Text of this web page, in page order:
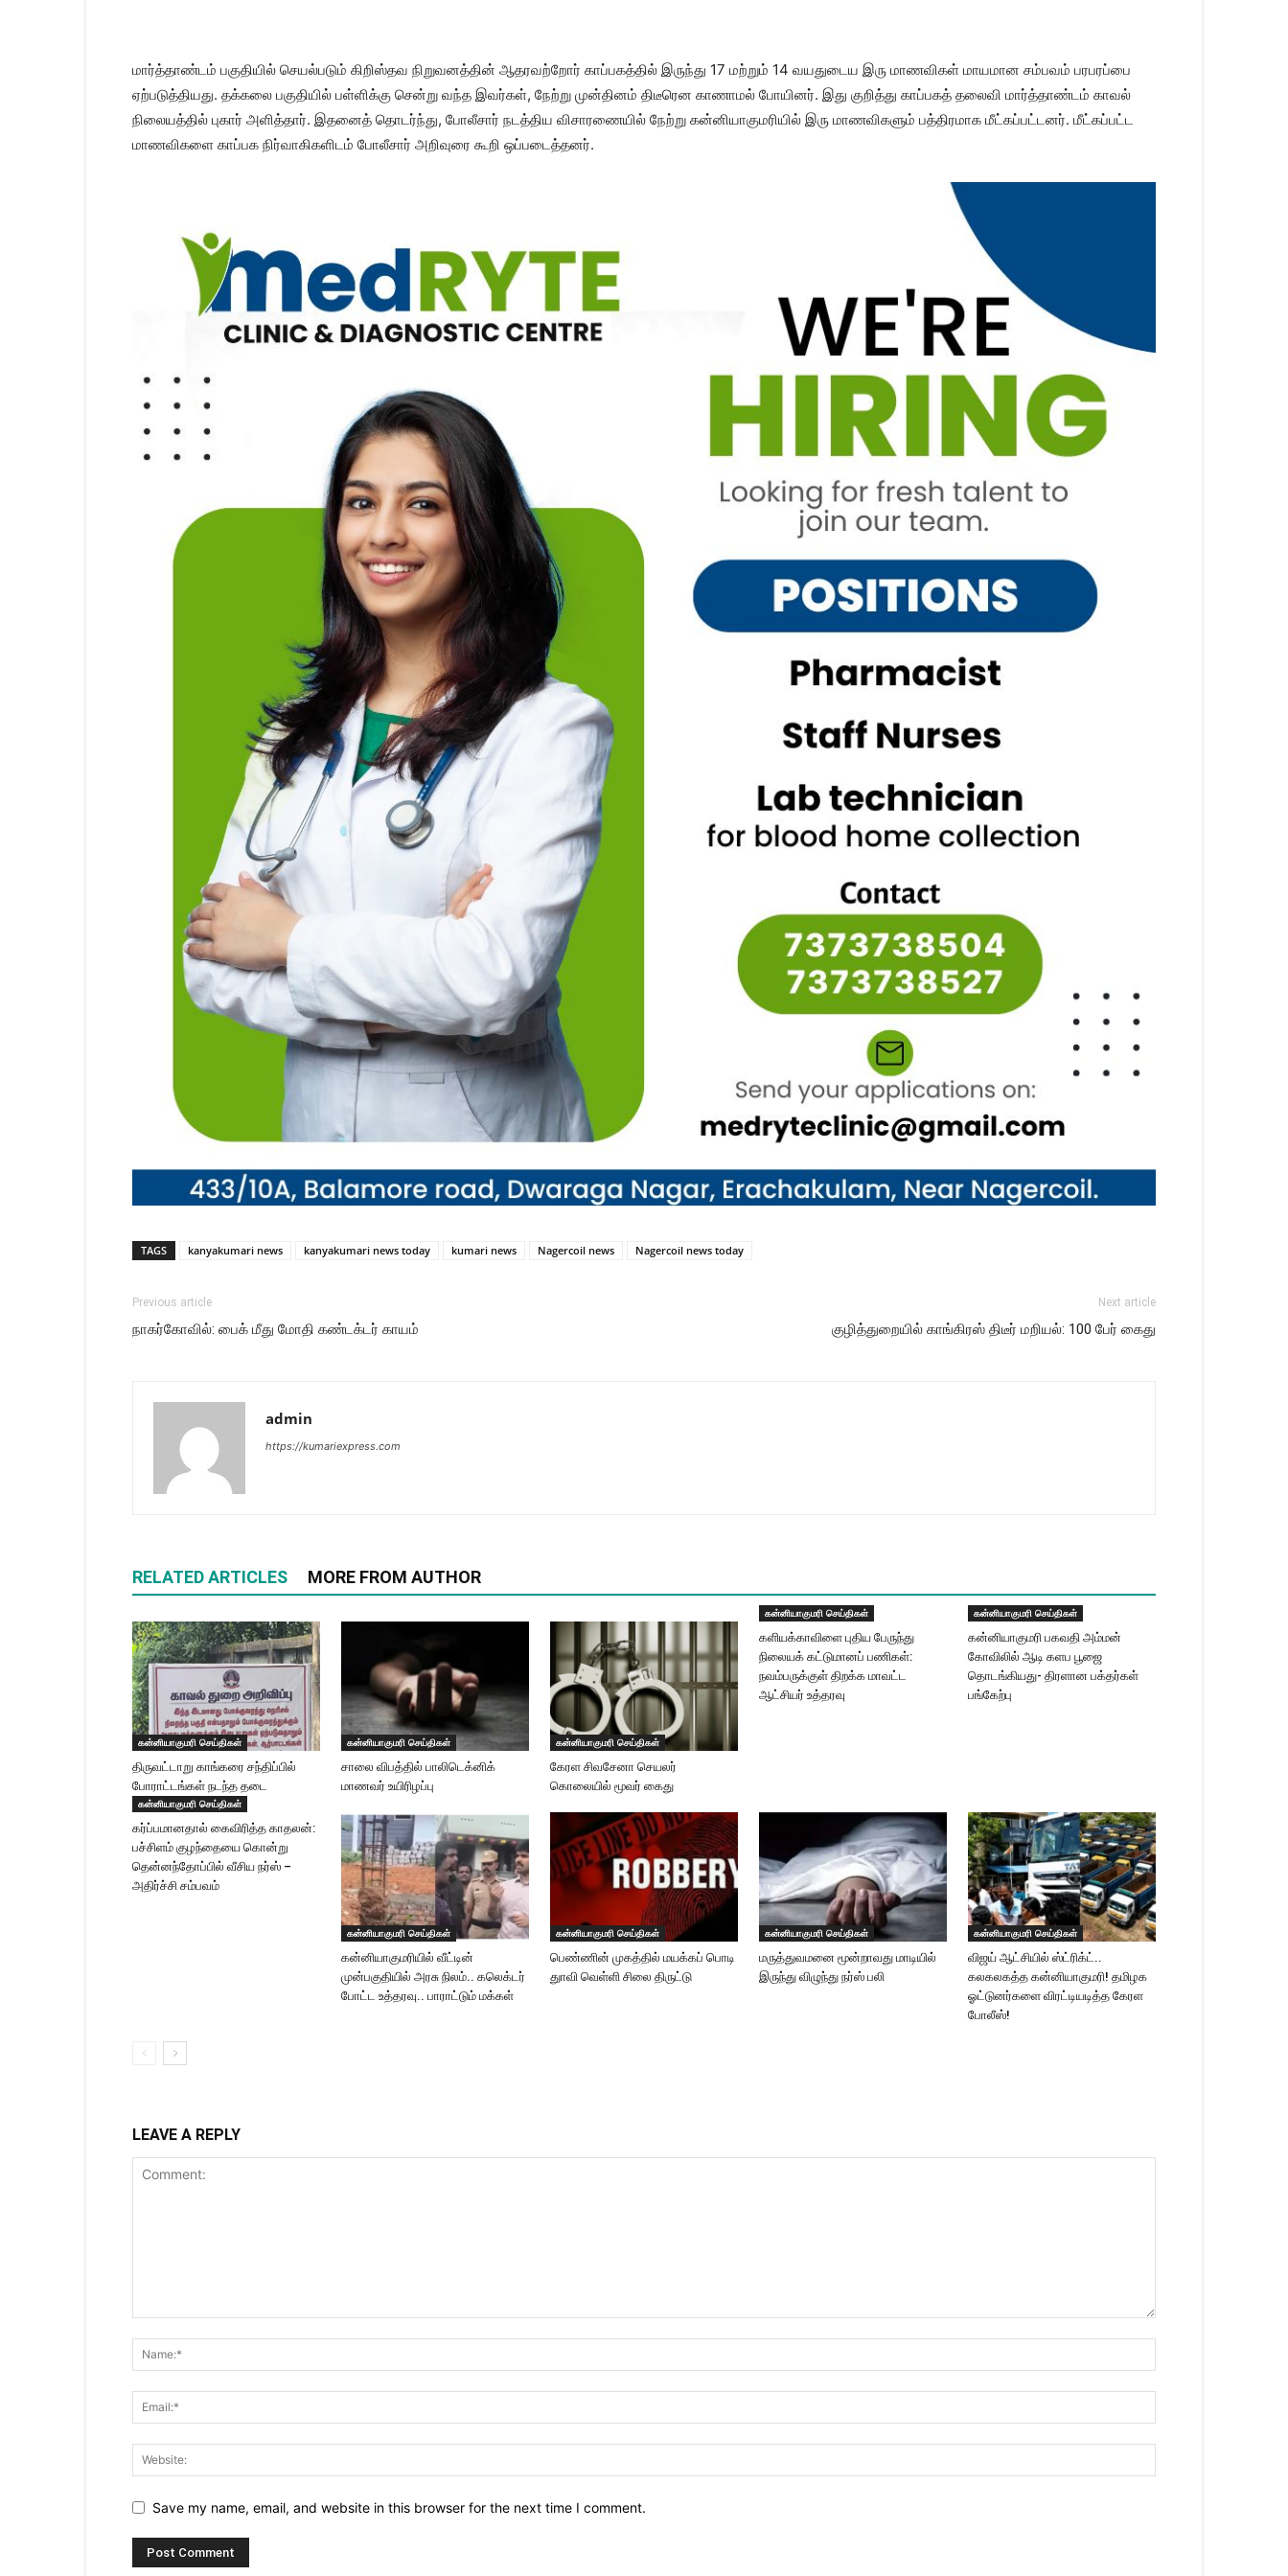
Kumari
News
|
Kanyakumari
மார்த்தாண்டம் பகுதியில் செயல்படும் கிறிஸ்தவ நிறுவனத்தின் ஆதரவற்றோர் காப்பகத்தில் இருந்து 17 மற்றும் 14 வயதுடைய இரு மாணவிகள் மாயமான சம்பவம் பரபரப்பை
ஏற்படுத்தியது. தக்கலை பகுதியில் பள்ளிக்கு சென்று வந்த இவர்கள், நேற்று முன்தினம் திடீரென காணாமல் போயினர். இது குறித்து காப்பகத் தலைவி மார்த்தாண்டம் காவல்
நிலையத்தில் புகார் அளித்தார். இதனைத் தொடர்ந்து, போலீசார் நடத்திய விசாரணையில் நேற்று கன்னியாகுமரியில் இரு மாணவிகளும் பத்திரமாக மீட்கப்பட்டனர். மீட்கப்பட்ட
மாணவிகளை காப்பக நிர்வாகிகளிடம் போலீசார் அறிவுரை கூறி ஒப்படைத்தனர்.
TAGS kanyakumari news kanyakumari news today kumari news Nagercoil news Nagercoil news today
Previous article
நாகர்கோவில்: பைக் மீது மோதி கண்டக்டர் காயம்
Next article
குழித்துறையில் காங்கிரஸ் திடீர் மறியல்: 100 பேர் கைது
admin
https://kumariexpress.com
RELATED ARTICLES MORE FROM AUTHOR
கன்னியாகுமரி செய்திகள்
திருவட்டாறு காங்கரை சந்திப்பில்
போராட்டங்கள் நடந்த தடை
கன்னியாகுமரி செய்திகள்
சாலை விபத்தில் பாலிடெக்னிக்
மாணவர் உயிரிழப்பு
கன்னியாகுமரி செய்திகள்
கேரள சிவசேனா செயலர்
கொலையில் மூவர் கைது
கன்னியாகுமரி செய்திகள்
களியக்காவிளை புதிய பேருந்து
நிலையக் கட்டுமானப் பணிகள்:
நவம்பருக்குள் திறக்க மாவட்ட
ஆட்சியர் உத்தரவு
கன்னியாகுமரி செய்திகள்
கன்னியாகுமரி பகவதி அம்மன்
கோவிலில் ஆடி களப பூஜை
தொடங்கியது- திரளான பக்தர்கள்
பங்கேற்பு
கன்னியாகுமரி செய்திகள்
கர்ப்பமானதால் கைவிரித்த காதலன்:
பச்சிளம் குழந்தையை கொன்று
தென்னந்தோப்பில் வீசிய நர்ஸ் –
அதிர்ச்சி சம்பவம்
கன்னியாகுமரி செய்திகள்
கன்னியாகுமரியில் வீட்டின்
முன்பகுதியில் அரசு நிலம்.. கலெக்டர்
போட்ட உத்தரவு.. பாராட்டும் மக்கள்
கன்னியாகுமரி செய்திகள்
பெண்ணின் முகத்தில் மயக்கப் பொடி
துாவி வெள்ளி சிலை திருட்டு
கன்னியாகுமரி செய்திகள்
மருத்துவமனை மூன்றாவது மாடியில்
இருந்து விழுந்து நர்ஸ் பலி
கன்னியாகுமரி செய்திகள்
விஜய் ஆட்சியில் ஸ்ட்ரிக்ட்..
கலகலகத்த கன்னியாகுமரி! தமிழக
ஓட்டுனர்களை விரட்டியடித்த கேரள
போலீஸ்!
LEAVE A REPLY
Save my name, email, and website in this browser for the next time I comment.